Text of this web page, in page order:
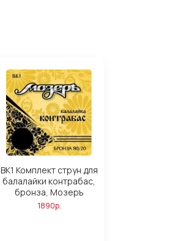
BK1 Комплект струн для
балалайки контрабас,
бронза, Мозеръ
1890р.